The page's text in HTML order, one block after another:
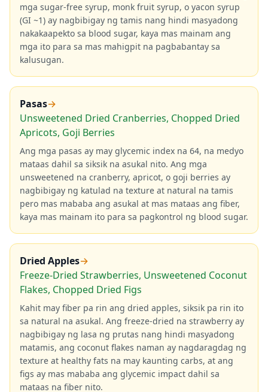
mga sugar-free syrup, monk fruit syrup, o yacon syrup
(GI ~1) ay nagbibigay ng tamis nang hindi masyadong
nakakaapekto sa blood sugar, kaya mas mainam ang
mga ito para sa mas mahigpit na pagbabantay sa
kalusugan.
Pasas→
Unsweetened Dried Cranberries, Chopped Dried
Apricots, Goji Berries
Ang mga pasas ay may glycemic index na 64, na medyo
mataas dahil sa siksik na asukal nito. Ang mga
unsweetened na cranberry, apricot, o goji berries ay
nagbibigay ng katulad na texture at natural na tamis
pero mas mababa ang asukal at mas mataas ang fiber,
kaya mas mainam ito para sa pagkontrol ng blood sugar.
Dried Apples→
Freeze-Dried Strawberries, Unsweetened Coconut
Flakes, Chopped Dried Figs
Kahit may fiber pa rin ang dried apples, siksik pa rin ito
sa natural na asukal. Ang freeze-dried na strawberry ay
nagbibigay ng lasa ng prutas nang hindi masyadong
matamis, ang coconut flakes naman ay nagdaragdag ng
texture at healthy fats na may kaunting carbs, at ang
figs ay mas mababa ang glycemic impact dahil sa
mataas na fiber nito.